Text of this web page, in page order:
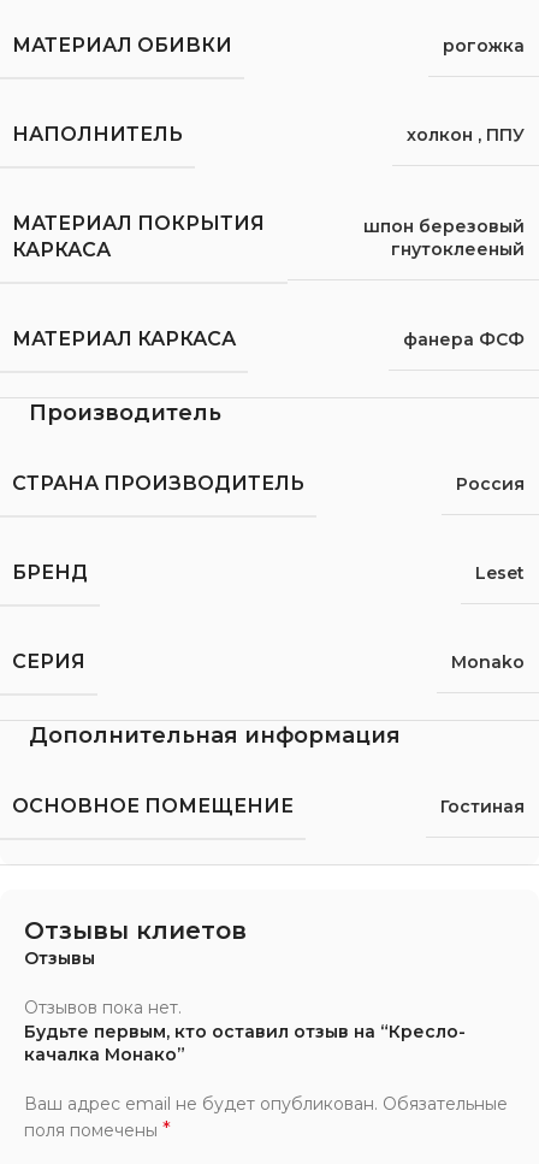
МАТЕРИАЛ ОБИВКИ рогожка
НАПОЛНИТЕЛЬ холкон , ППУ
МАТЕРИАЛ ПОКРЫТИЯ
КАРКАСА
шпон березовый
гнутоклееный
МАТЕРИАЛ КАРКАСА фанера ФСФ
Производитель
СТРАНА ПРОИЗВОДИТЕЛЬ Россия
БРЕНД Leset
СЕРИЯ Monako
Дополнительная информация
ОСНОВНОЕ ПОМЕЩЕНИЕ Гостиная
Отзывы клиетов
Отзывы
Отзывов пока нет.
Будьте первым, кто оставил отзыв на “Кресло-
качалка Монако”
Ваш адрес email не будет опубликован. Обязательные
поля помечены *